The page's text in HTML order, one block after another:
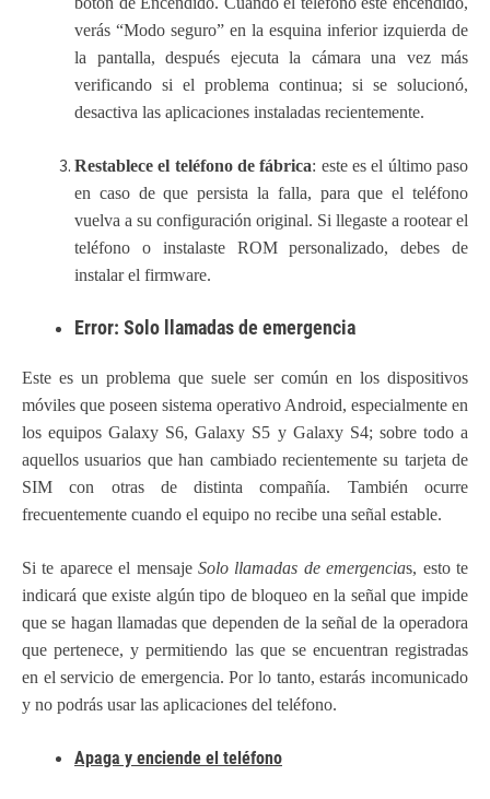
verás “Modo seguro” en la esquina inferior izquierda de
la pantalla, después ejecuta la cámara una vez más
verificando si el problema continua; si se solucionó,
desactiva las aplicaciones instaladas recientemente.
Restablece el teléfono de fábrica: este es el último paso
en caso de que persista la falla, para que el teléfono
vuelva a su configuración original. Si llegaste a rootear el
teléfono o instalaste ROM personalizado, debes de
instalar el firmware.
Error: Solo llamadas de emergencia
Este es un problema que suele ser común en los dispositivos
móviles que poseen sistema operativo Android, especialmente en
los equipos Galaxy S6, Galaxy S5 y Galaxy S4; sobre todo a
aquellos usuarios que han cambiado recientemente su tarjeta de
SIM con otras de distinta compañía. También ocurre
frecuentemente cuando el equipo no recibe una señal estable.
Si te aparece el mensaje Solo llamadas de emergencias, esto te
indicará que existe algún tipo de bloqueo en la señal que impide
que se hagan llamadas que dependen de la señal de la operadora
que pertenece, y permitiendo las que se encuentran registradas
en el servicio de emergencia. Por lo tanto, estarás incomunicado
y no podrás usar las aplicaciones del teléfono.
Apaga y enciende el teléfono